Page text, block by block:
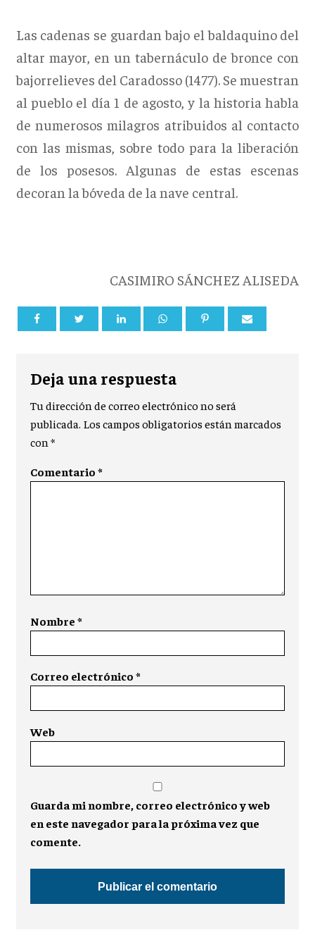
Las cadenas se guardan bajo el baldaquino del
altar mayor, en un tabernáculo de bronce con
bajorrelieves del Caradosso (1477). Se muestran
al pueblo el día 1 de agosto, y la historia habla
de numerosos milagros atribuidos al contacto
con las mismas, sobre todo para la liberación
de los posesos. Algunas de estas escenas
decoran la bóveda de la nave central.
CASIMIRO SÁNCHEZ ALISEDA
Deja una respuesta
Tu dirección de correo electrónico no será
publicada. Los campos obligatorios están marcados
con*
Comentario*
Nombre*
Correo electrónico*
Web
Guarda mi nombre, correo electrónico y web
en este navegador para la próxima vez que
comente.